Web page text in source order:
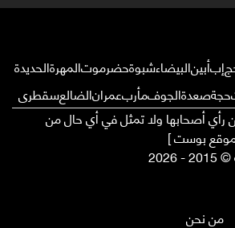
إبأبينالبيضاءشبوةحضرموتالمهرةالحديدة
حجةصعدةالجوفمأربعمرانالضالعسقطرى
عن رأي أصحابها ولا تمثل في أي حال من
بوست ]
من نحن